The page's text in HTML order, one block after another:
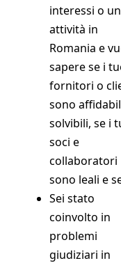
interessi o
attività in
Romania e
sapere se i
fornitori o
sono
solvibili, se i
soci e
collaboratori
sono leali e
Sei stato
coinvolto in
problemi
giudiziari in